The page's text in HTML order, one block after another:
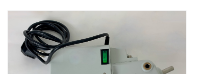
Kühlschränke
Laborgeräte